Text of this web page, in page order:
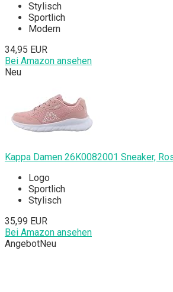
Stylisch
Sportlich
Modern
34,95 EUR
Bei Amazon ansehen
Neu
Kappa Damen 26K0082001 Sneaker,
Logo
Sportlich
Stylisch
35,99 EUR
Bei Amazon ansehen
AngebotNeu